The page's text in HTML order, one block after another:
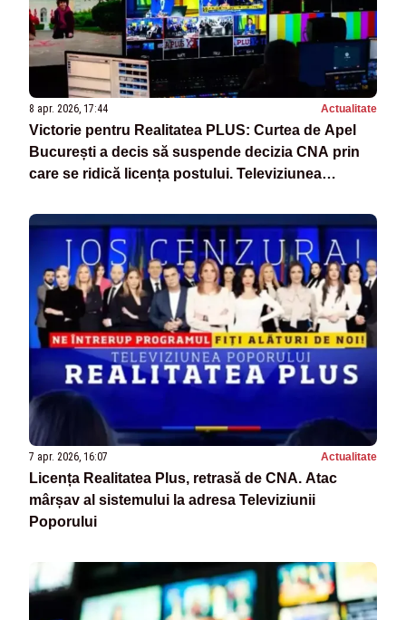
8 apr. 2026, 17:44 Actualitate
Victorie pentru Realitatea PLUS: Curtea de Apel
București a decis să suspende decizia CNA prin
care se ridică licența postului. Televiziunea
7 apr. 2026, 16:07 Actualitate
Licența Realitatea Plus, retrasă de CNA. Atac
mârșav al sistemului la adresa Televiziunii
Poporului